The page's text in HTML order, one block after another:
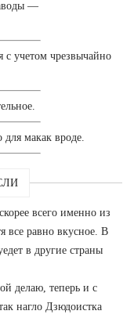
—
с учетом чрезвычайно
макак вроде.
всего именно из
все равно вкусное. В
в другие страны
делаю, теперь и с
нагло Дзюдоистка